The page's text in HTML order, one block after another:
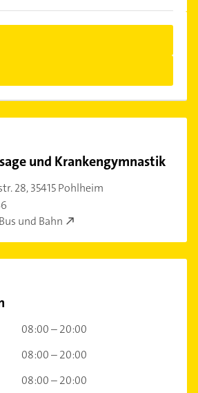
und Krankengymnastik
28,35415 Pohlheim
und Bahn
08:00 – 20:00
08:00 – 20:00
08:00 – 20:00